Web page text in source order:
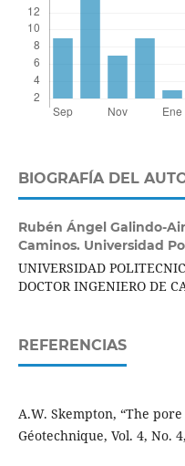
BIOGRAFÍA DEL
Rubén Ángel Galindo-
Caminos. Universidad
UNIVERSIDAD
DOCTOR INGENIERO DE
REFERENCIAS
A.W. Skempton, “The
Géotechnique, Vol. 4, No.